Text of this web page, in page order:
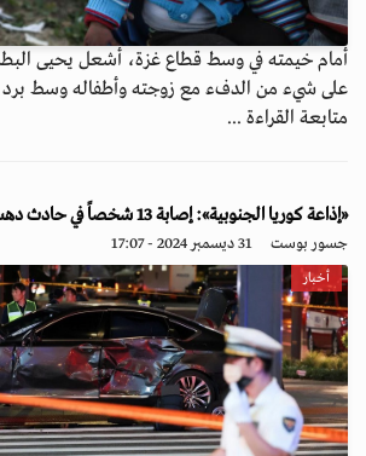
أمام خيمته في وسط قطاع غزة، أشعل يحيى
على شيء من الدفء مع زوجته وأطفاله وسط برد
متابعة القراءة ...
«إذاعة كوريا الجنوبية»: إصابة 13 شخصاً في حادث دهس بينهم 4 بحالة حرجة
جسور بوست 31 ديسمبر 2024 - 17:07
أخبار